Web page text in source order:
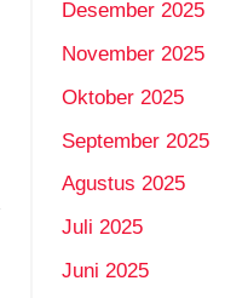
Desember 2025
November 2025
Oktober 2025
September 2025
Agustus 2025
Juli 2025
Juni 2025